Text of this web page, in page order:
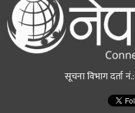
सूचना विभाग दर्ता